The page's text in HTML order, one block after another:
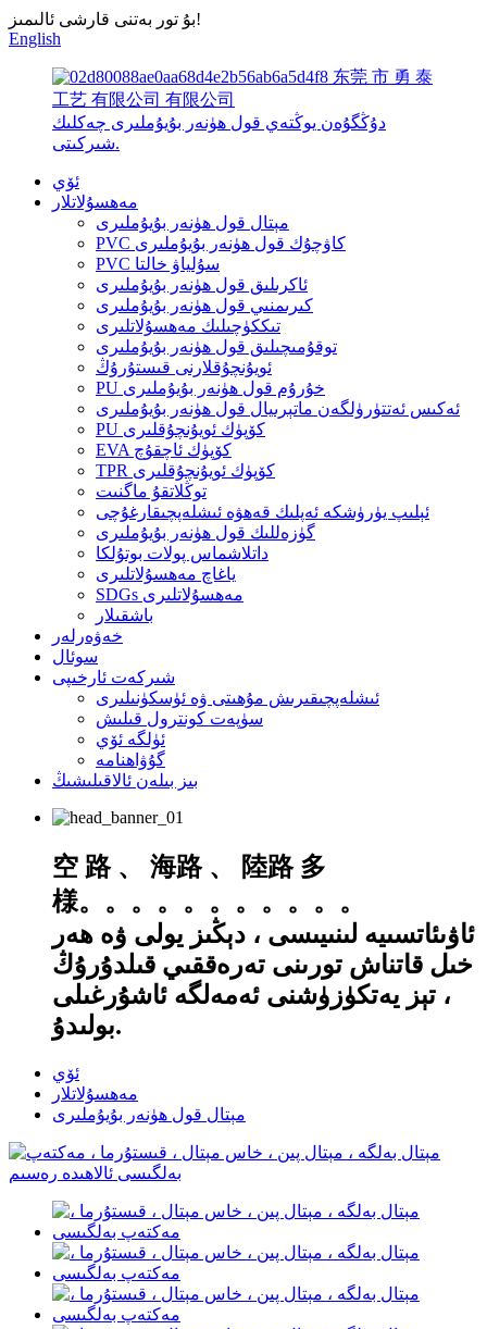
بۇ تور بەتنى قارشى ئالىمىز!
English
东莞 市 勇 泰
工艺 有限公司 有限公司
دۇڭگۇەن يوڭتەي قول ھۈنەر بۇيۇملىرى چەكلىك
شىركىتى.
ئۆي
مەھسۇلاتلار
مېتال قول ھۈنەر بۇيۇملىرى
PVC كاۋچۇك قول ھۈنەر بۇيۇملىرى
PVC سۇلياۋ خالتا
ئاكرىلىق قول ھۈنەر بۇيۇملىرى
كىرىمنىي قول ھۈنەر بۇيۇملىرى
تىككۈچىلىك مەھسۇلاتلىرى
توقۇمىچىلىق قول ھۈنەر بۇيۇملىرى
ئويۇنچۇقلارنى قىستۇرۇڭ
PU خۇرۇم قول ھۈنەر بۇيۇملىرى
ئەكىس ئەتتۈرۈلگەن ماتېرىيال قول ھۈنەر بۇيۇملىرى
PU كۆپۈك ئويۇنچۇقلىرى
EVA كۆپۈك ئاچقۇچ
TPR كۆپۈك ئويۇنچۇقلىرى
توڭلاتقۇ ماگنىت
ئېلىپ يۈرۈشكە ئەپلىك قەھۋە ئىشلەپچىقارغۇچى
گۈزەللىك قول ھۈنەر بۇيۇملىرى
داتلاشماس پولات بوتۇلكا
ياغاچ مەھسۇلاتلىرى
SDGs مەھسۇلاتلىرى
باشقىلار
خەۋەرلەر
سوئال
شىركەت ئارخىپى
ئىشلەپچىقىرىش مۇھىتى ۋە ئۈسكۈنىلىرى
سۈپەت كونترول قىلىش
ئۈلگە ئۆي
گۇۋاھنامە
بىز بىلەن ئالاقىلىشىڭ
空 路 、 海路 、 陸路 多
様。。。。。。。。。。。
ئاۋىئاتسىيە لىنىيىسى ، دېڭىز يولى ۋە ھەر
خىل قاتناش تورىنى تەرەققىي قىلدۇرۇڭ
، تېز يەتكۈزۈشنى ئەمەلگە ئاشۇرغىلى
بولىدۇ.
ئۆي
مەھسۇلاتلار
مېتال قول ھۈنەر بۇيۇملىرى